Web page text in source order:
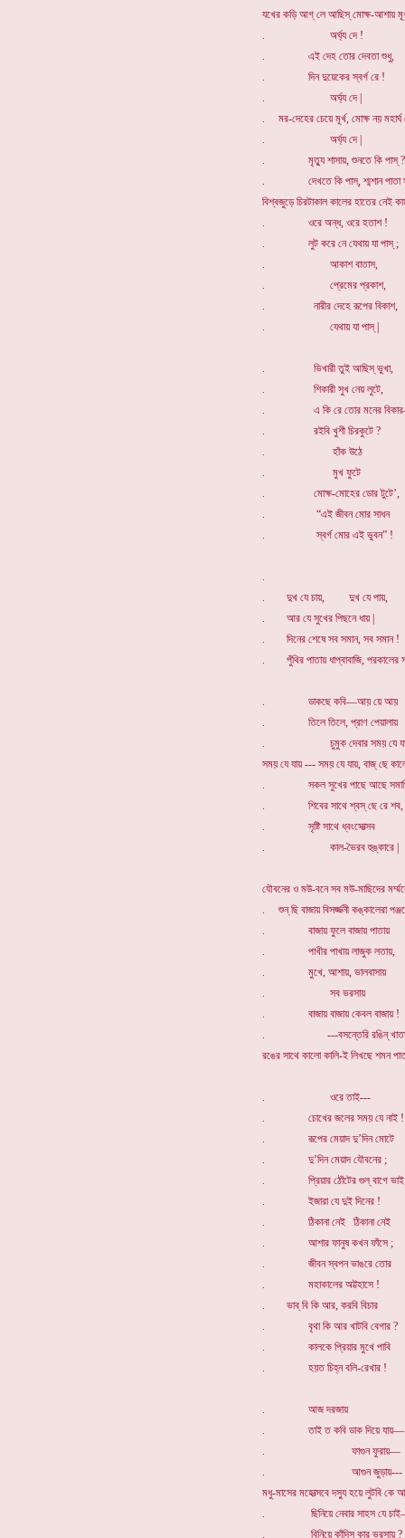
যখের কড়ি আগ্ লে আছিস্ মোক্ষ-আশায়
. অর্ঘ্য দে !
. এই দেহ তোর দেবতা শুধু,
. দিন দুয়েকের স্বর্গ রে !
. অর্ঘ্য দে |
. মর-দেহের চেয়ে মূর্খ, মোক্ষ নয় মহার্ঘ
. অর্ঘ্য দে |
. মৃত্যু শাসায়, শুনতে কি পাস্ ?
. দেখতে কি পাস্, শ্মশান পাতা
বিশ্বজুড়ে চিরটাকাল কালের হাতের নেই
. ওরে অন্ধ, ওরে হতাশ !
. লুট করে নে যেথায় যা পাস্ ;
. আকাশ বাতাস,
. প্রেমের প্রকাশ,
. নারীর দেহে রূপের বিকাশ,
. যেথায় যা পাস্ |
. ভিখারী তুই আছিস্ ভুখা,
. শিকারী সুখ নেয় লুটে,
. এ কি রে তোর মনের
. রইবি খুশী চিরকুটে ?
. হাঁক উঠে
. মুখ ফুটে
. মোক্ষ-মোহের ডোর টুটে’,
. “এই জীবন মোর সাধন
. স্বর্গ মোর এই ভুবন” !
.
. দুখ যে চায়, দুখ যে পায়,
. আর যে সুখের পিছনে ধায় |
. দিনের শেষে সব সমান, সব সমান !
. পুঁথির পাতায় ধাপ্বাবাজি, পরকালের
. ডাকছে কবি—আয় য়ে আয়
. তিলে তিলে, প্রাণ পেয়ালায়
. চুমুক দেবার সময় যে
সময় যে যায় --- সময় যে যায়, বাজ্ ছে
. সকল সুখের পাছে আছে
. শিবের সাথে শ্বস্ ছে রে শব,
. সৃষ্টি সাথে ধ্বংসোত্সব
. কাল-ভৈরব হুঙ্কারে |
যৌবনের ও মউ-বনে সব মউ-মাছিদের
. শুন্ ছি বাজায় বিসর্জ্জনী কঙ্কালেরা
. বাজায় ফুলে বাজায় পাতায়
. পাখীর পাখায় লাজুক লতায়,
. মুখে, আশায়, ভালবাসায়
. সব ভরসায়
. বাজায় বাজায় কেবল বাজায় !
. ---বসন্তেরি রঙিন্
রঙের সাথে কালো কালি-ই লিখছে শমন
. ওরে তাই---
. চোখের জলের সময় যে নাই !
. রূপের মেয়াদ দু’দিন মোটে
. দু’দিন মেয়াদ যৌবনের ;
. প্রিয়ার ঠোঁটের গুল্ বাগে ভাই
. ইজারা যে দুই দিনের !
. ঠিকানা নেই ঠিকানা নেই
. আশার ফানুষ কখন ফাঁসে ;
. জীবন স্বপন ভাঙরে তোর
. মহাকালের অট্টহাসে !
. ভাব্ বি কি আর, করবি বিচার
. বৃথা কি আর খাটবি বেগার ?
. কালকে প্রিয়ার মুখে পাবি
. হয়ত চিহ্ন বলি-রেখার !
. আজ দরজায়
. তাই ত কবি ডাক দিয়ে যায়—
. ফাগুন ফুরায়—
. আগুন জুড়ায়---
মধু-মাসের মহোত্সবে দস্যু হয়ে লুটবি কে
. ছিনিয়ে নেবার সাহস যে
. বিনিয়ে কাঁদিস্ কার ভরসায় ?